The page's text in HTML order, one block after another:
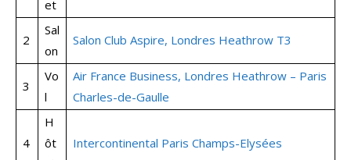
et
2
Sal
on
Salon Club Aspire, Londres Heathrow T3
3
Vo
l
Air France Business, Londres Heathrow – Paris
Charles-de-Gaulle
4
H
ôt
Intercontinental Paris Champs-Elysées